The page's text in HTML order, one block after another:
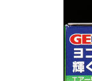
トリマーグッズ